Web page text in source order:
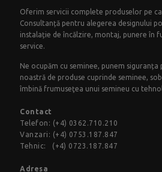
Oferim servicii complete produselor pe
Consultanță pentru alegerea designului
instalație de încălzire, montaj, punere în
service.
Ne ocupăm cu seminee, punem
noastră de produse cuprinde seminee,
îmbină frumuseţea unui semineu cu
Contact
Telefon: (+4) 0362.710.210
Vanzari: (+4) 0753.187.847
Tehnic:
(+4) 0723.187.847
Adresa